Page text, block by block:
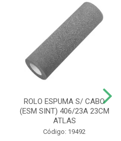
ROLO ESPUMA S/ CABO
(ESM SINT) 406/23A 23CM
ATLAS
Código: 19492